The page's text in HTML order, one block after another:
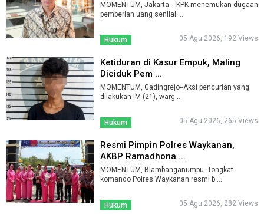
MOMENTUM, Jakarta -- KPK menemukan dugaan
pemberian uang senilai ...
Hukum 05 Agu 2026, 192 Views
Ketiduran di Kasur Empuk, Maling
Diciduk Pem ...
MOMENTUM, Gadingrejo--Aksi pencurian yang
dilakukan IM (21), warg ...
Hukum 05 Agu 2026, 265 Views
Resmi Pimpin Polres Waykanan,
AKBP Ramadhona ...
MOMENTUM, Blambanganumpu--Tongkat
komando Polres Waykanan resmi b ...
Hukum 05 Agu 2026, 282 Views